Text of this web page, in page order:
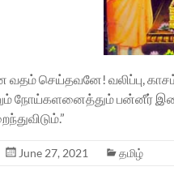
வதம் செய்தவனே! வலிப்பு,
நோய்களனைத்தும் பன்னீர்
June 27, 2021 தமிழ்